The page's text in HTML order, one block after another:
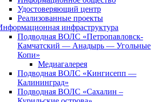
Удостоверяющий центр
Реализованные проекты
инфраструктура
Подводная ВОЛС «Петропавловск-
Камчатский — Анадырь — Угольные
Копи»
Медиагалерея
Подводная ВОЛС «Кингисепп —
Калининград»
Подводная ВОЛС «Сахалин –